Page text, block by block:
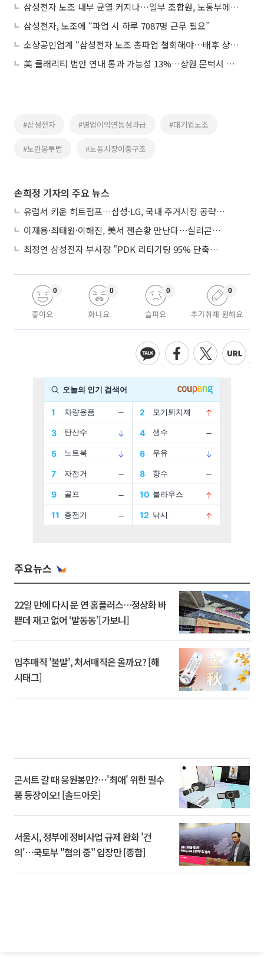
삼성전자 노조 내부 균열 커지나…일부 조합원, 노동부에 “절차 위반” 진정
삼성전자, 노조에 “파업 시 하루 7087명 근무 필요”
소상공인업계 “삼성전자 노조 총파업 철회해야…배후 상권 직격탄 우려”
美 클래리티 법안 연내 통과 가능성 13%…상원 문턱서 제동
#삼성전자 #영업이익연동성과급 #대기업노조
#노란봉투법 #노동시장이중구조
손희정 기자의 주요 뉴스
유럽서 키운 히트펌프…삼성·LG, 국내 주거시장 공략 ‘속도’
이재용·최태원·이해진, 美서 젠슨황 만난다⋯실리콘밸리 집결하는 AI리더
최정연 삼성전자 부사장 "PDK 리타기팅 95% 단축…에이전트 AI 시범 활용"
좋아요
0
화나요
0
슬퍼요
0
추가취재 원해요
0
주요뉴스
22일 만에 다시 문 연 홈플러스…정상화 바
쁜데 재고 없어 ‘발동동’[가보니]
입추매직 '불발', 처서매직은 올까요? [해
시태그]
콘서트 갈 때 응원봉만?⋯'최애' 위한 필수
품 등장이오! [솔드아웃]
서울시, 정부에 정비사업 규제 완화 '건
의'⋯국토부 "협의 중" 입장만 [종합]